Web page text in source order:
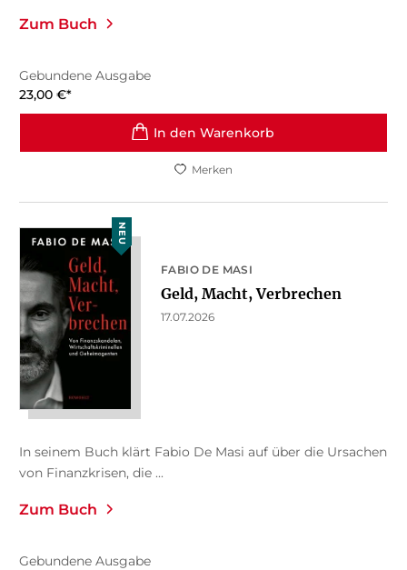
Zum Buch
Gebundene Ausgabe
23,00 €*
In den Warenkorb
Merken
NEU
FABIO DE MASI
Geld, Macht, Verbrechen
17.07.2026
In seinem Buch klärt Fabio De Masi auf über die Ursachen
von Finanzkrisen, die ...
Zum Buch
Gebundene Ausgabe